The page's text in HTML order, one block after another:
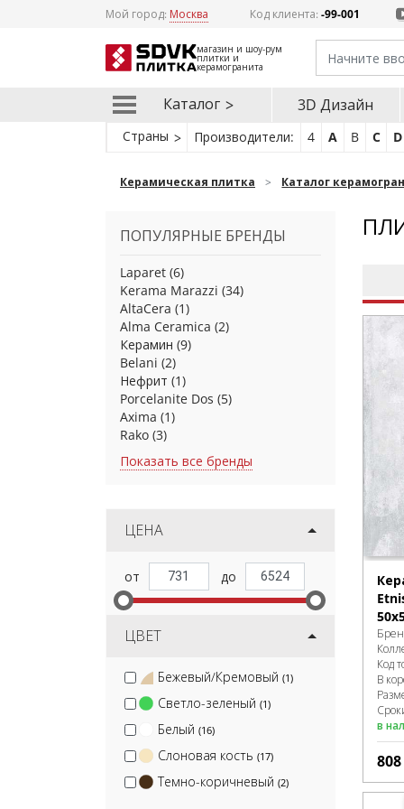
Мой город: Москва Код клиента:-99-001
магазин и шоу-рум
плитки и
керамогранита
Каталог 3D Дизайн
Страны Производители: 4 A B C D
Керамическая плитка Каталог
ПОПУЛЯРНЫЕ БРЕНДЫ
Laparet (6)
Kerama Marazzi (34)
AltaCera (1)
Alma Ceramica (2)
Керамин (9)
Belani (2)
Нефрит (1)
Porcelanite Dos (5)
Axima (1)
Rako (3)
Показать все бренды
ЦЕНА
ЦВЕТ
Бежевый/Кремовый (1)
Светло-зеленый (1)
Белый (16)
Слоновая кость (17)
Темно-коричневый (2)
Код
В
в
808